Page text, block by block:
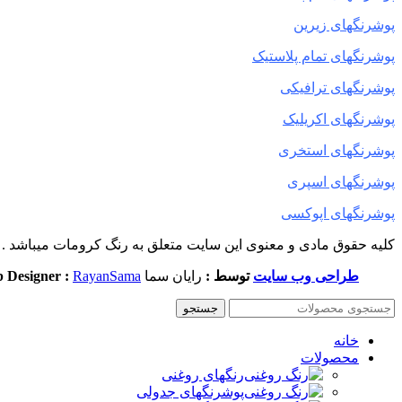
پوشرنگهای زیرین
پوشرنگهای تمام پلاستیک
پوشرنگهای ترافیکی
پوشرنگهای اکریلیک
پوشرنگهای استخری
پوشرنگهای اسپری
پوشرنگهای اپوکسی
کلیه حقوق مادی و معنوی این سایت متعلق به رنگ کرومات میباشد .
طراحی وب سایت توسط : رایان سما Designer : RayanSama
جستجو
خانه
محصولات
رنگهای روغنی
پوشرنگهای جدولی